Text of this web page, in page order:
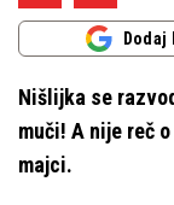
Nišlijka se
muči! A nije reč
majci.